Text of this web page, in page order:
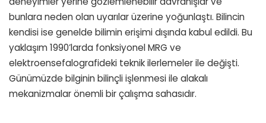
bunlara neden olan uyarılar üzerine yoğunlaştı. Bilincin
kendisi ise genelde bilimin erişimi dışında kabul edildi. Bu
yaklaşım 1990’larda fonksiyonel MRG ve
elektroensefalografideki teknik ilerlemeler ile değişti.
Günümüzde bilginin bilinçli işlenmesi ile alakalı
mekanizmalar önemli bir çalışma sahasıdır.